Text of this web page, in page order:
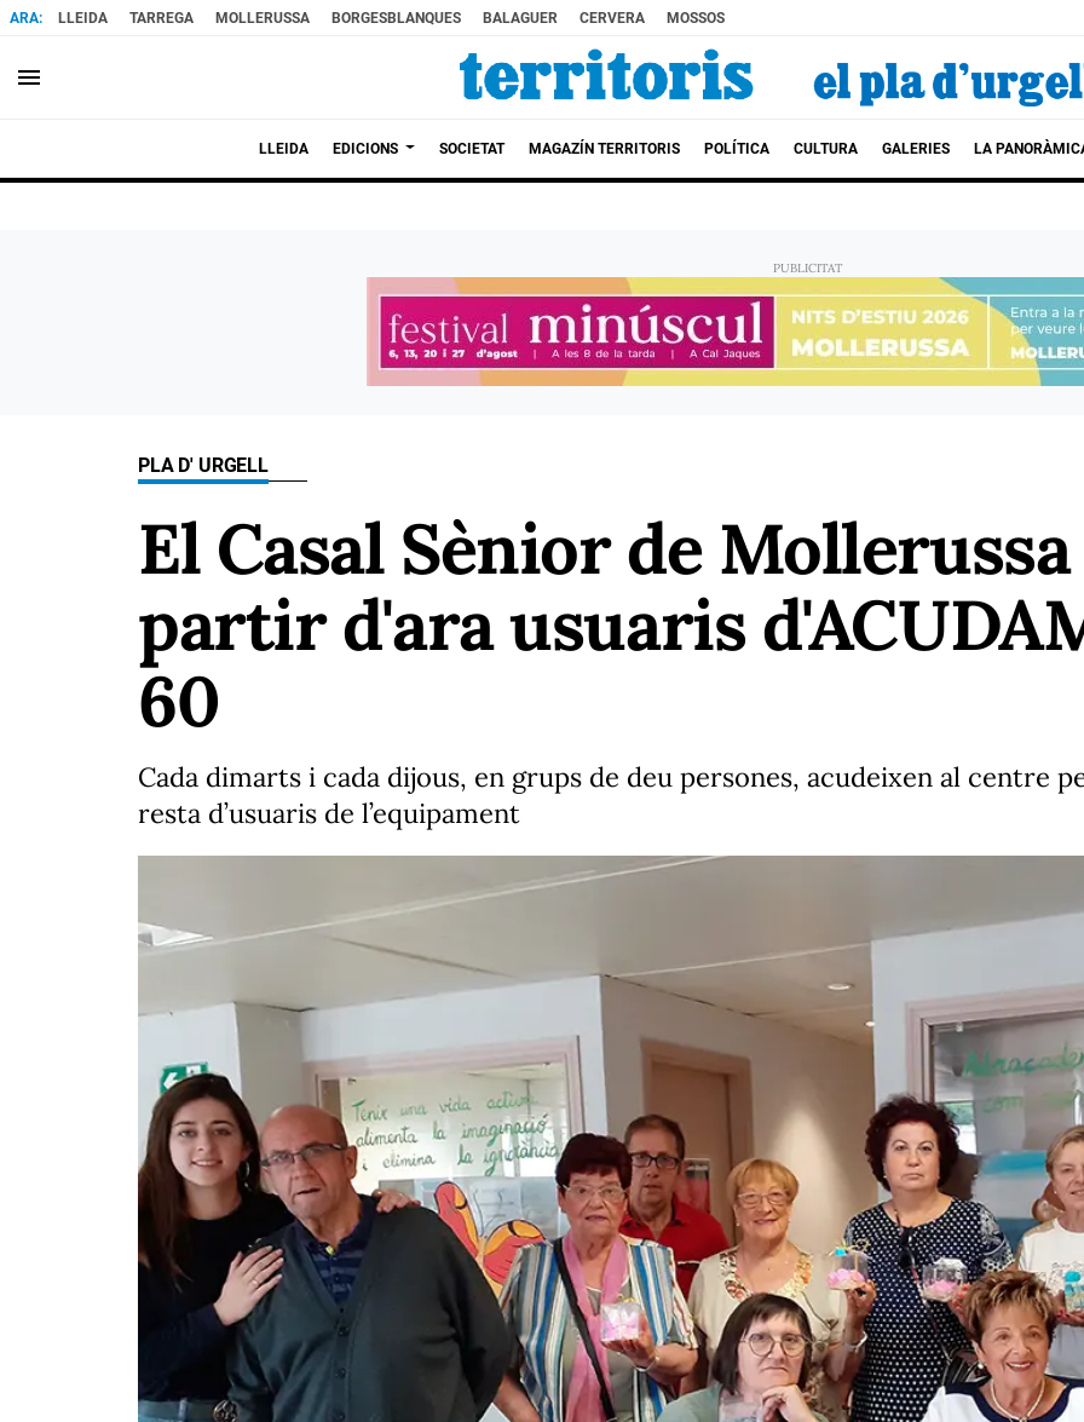
LLEIDA TARREGA MOLLERUSSA BORGESBLANQUES BALAGUER CERVERA MOSSOS
menu
LLEIDA EDICIONS SOCIETAT MAGAZÍN TERRITORIS POLÍTICA CULTURA GALERIES LA
PLA D' URGELL
El Casal Sènior de
partir d'ara usuaris
60
Cada dimarts i cada dijous, en grups de deu persones, acudeixen al centre
resta d’usuaris de l’equipament